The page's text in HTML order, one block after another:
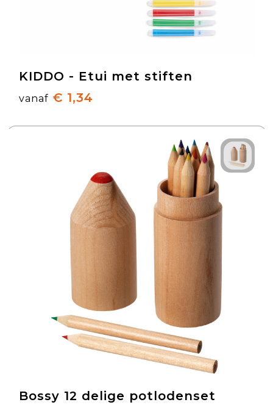
KIDDO - Etui met stiften
vanaf € 1,34
Bossy 12 delige potlodenset